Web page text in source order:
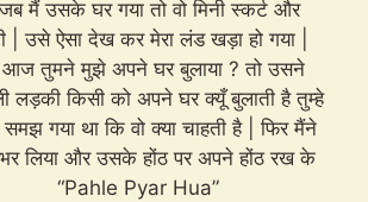
मैं उसके घर गया तो वो मिनी स्कर्ट और
| उसे ऐसा देख कर मेरा लंड खड़ा हो गया |
तुमने मुझे अपने घर बुलाया ? तो उसने
लड़की किसी को अपने घर क्यूँ बुलाती है तुम्हे
गया था कि वो क्या चाहती है | फिर मैंने
लिया और उसके होंठ पर अपने होंठ रख के
Pyar Hua”